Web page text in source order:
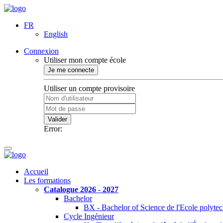
FR
English
Connexion
Utiliser mon compte école
Je me connecte
Utiliser un compte provisoire
Valider
Error:
Accueil
Les formations
Catalogue 2026 - 2027
Bachelor
BX - Bachelor of Science de l'Ecole
Cycle Ingénieur